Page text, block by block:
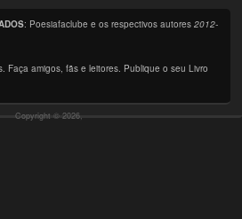
: Poesiafaclube e os respectivos autores2012-
Faça amigos, fãs e leitores. Publique o seu Livro
Copyright © 2026,